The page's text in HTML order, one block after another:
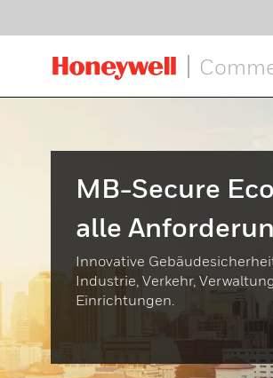
MB-Secure
alle
Innovative
Industrie, Verkehr,
Einrichtungen.